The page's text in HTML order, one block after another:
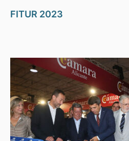
FITUR 2023